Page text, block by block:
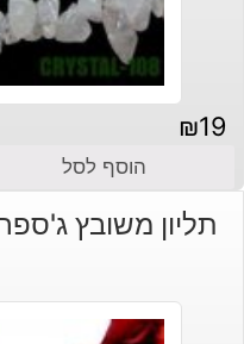
₪19
הוסף לסל
תליון משובץ ג'ספר